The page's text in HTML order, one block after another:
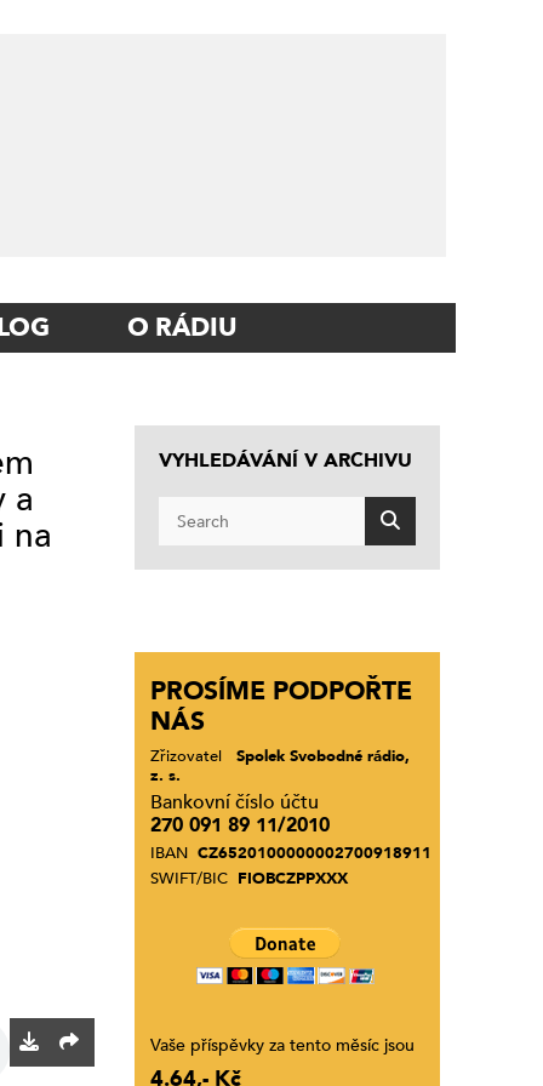
O RÁDIU
a
na
VYHLEDÁVÁNÍ V ARCHIVU
PROSÍME PODPOŘTE
NÁS
Zřizovatel
Spolek Svobodné rádio,
z. s.
Bankovní číslo účtu
270 091 89 11/2010
IBAN CZ6520100000002700918911
SWIFT/BIC FIOBCZPPXXX
Vaše příspěvky za tento měsíc jsou
4.64,- Kč